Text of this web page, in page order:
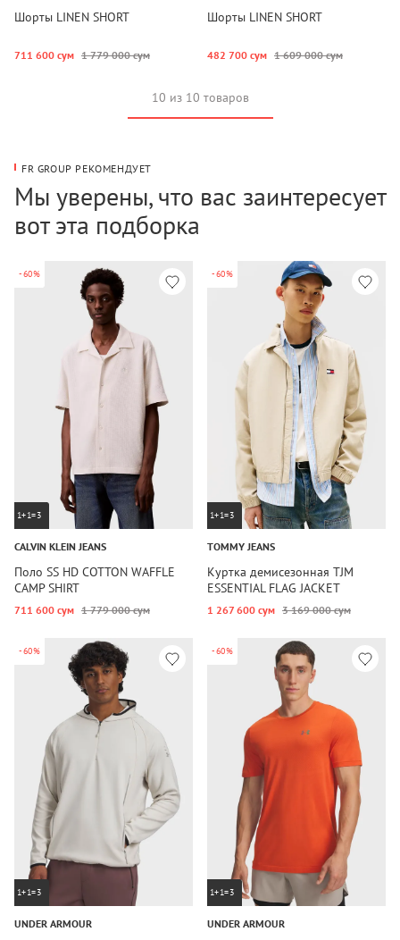
Шорты LINEN SHORT
711 600 сум 1 779 000 сум
Шорты LINEN SHORT
482 700 сум 1 609 000 сум
10 из 10 товаров
FR GROUP РЕКОМЕНДУЕТ
Мы уверены, что вас заинтересует
вот эта подборка
-60%
1+1=3
CALVIN KLEIN JEANS
Поло SS HD COTTON WAFFLE
CAMP SHIRT
711 600 сум 1 779 000 сум
-60%
1+1=3
TOMMY JEANS
Куртка демисезонная TJM
ESSENTIAL FLAG JACKET
1 267 600 сум 3 169 000 сум
-60%
1+1=3
UNDER ARMOUR
-60%
1+1=3
UNDER ARMOUR